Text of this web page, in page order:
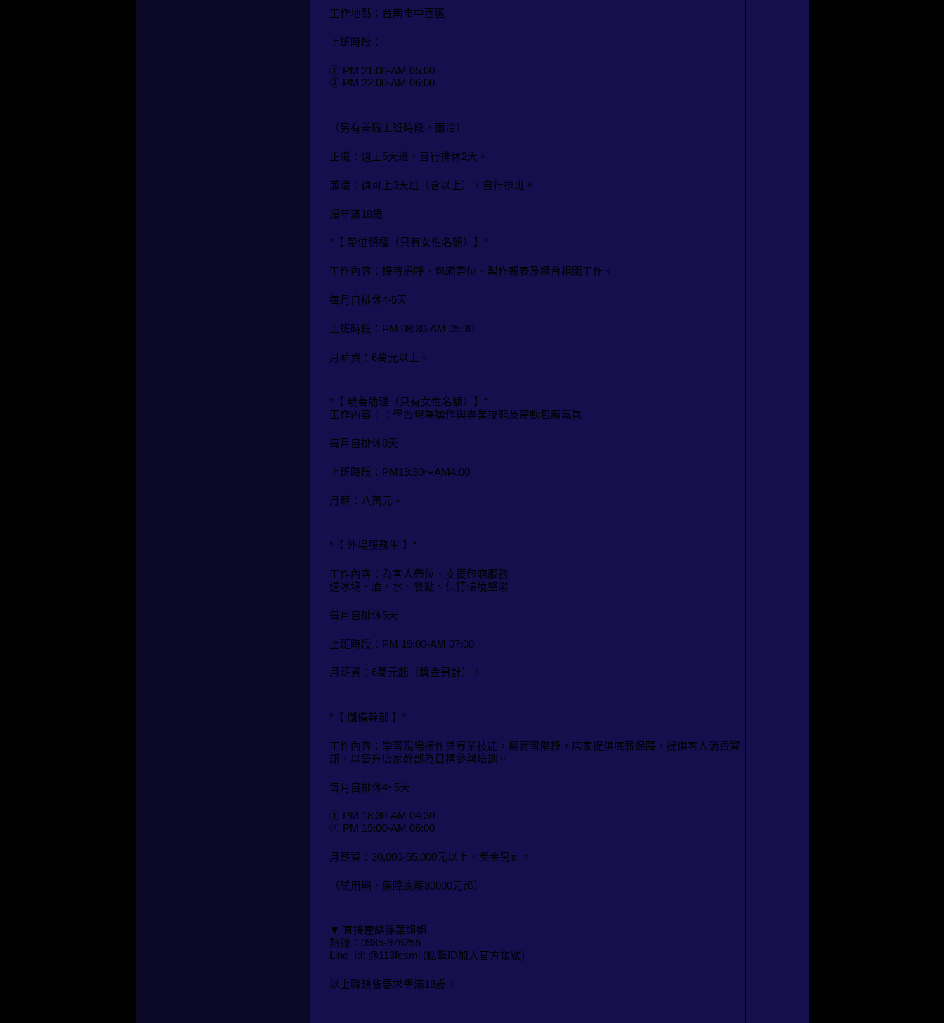
工作地點：台南市中西區
上班時段：
① PM 21:00-AM 05:00
② PM 22:00-AM 06:00
（另有兼職上班時段，面洽）
正職：週上5天班，自行排休2天。
兼職：週可上3天班（含以上），自行排班。
須年滿18歲
*【 帶位領檯（只有女性名額）】*
工作內容：接待招呼、包廂帶位、製作報表及櫃台相關工作。
每月自排休4-5天
上班時段：PM 08:30-AM 05:30
月薪資：6萬元以上。
*【 親善助理（只有女性名額）】*
工作內容：：學習現場操作與專業技能及帶動包廂氣氛
每月自排休8天
上班時段：PM19:30～AM4:00
月薪：八萬元。
*【 外場服務生 】*
工作內容：為客人帶位、支援包廂服務
送冰塊、酒、水、餐點、保持環境整潔
每月自排休5天
上班時段：PM 19:00-AM 07:00
月薪資：6萬元起（獎金另計）。
*【 儲備幹部 】*
工作內容：學習現場操作與專業技能，屬實習階段，店家提供底薪保障，提供客人消費資
訊，以晉升店家幹部為目標參與培訓。
每月自排休4~5天
① PM 18:30-AM 04:30
② PM 19:00-AM 06:00
月薪資：30,000-55,000元以上，獎金另計。
（試用期，保障底薪30000元起）
▼ 直接連絡孫華姐姐
熱線：0985-976255
Line Id: @113fcsmi (點擊ID加入官方帳號)
以上職缺皆要求需滿18歲。